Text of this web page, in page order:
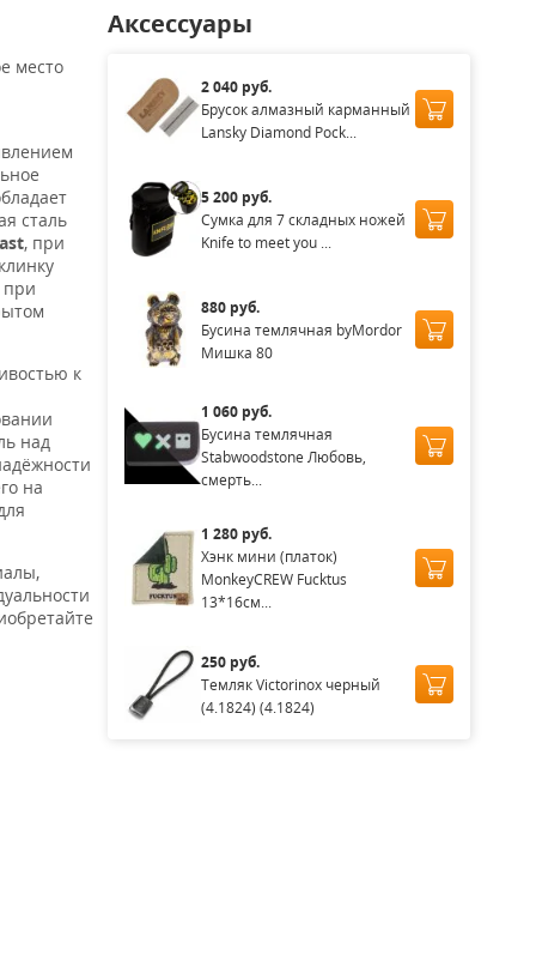
место
сталь
, при
при
к
над
на
Аксессуары
2 040 руб.
Брусок алмазный карманный
Lansky Diamond Pock...
5 200 руб.
Сумка для 7 складных ножей
Knife to meet you ...
880 руб.
Бусина темлячная byMordor
Мишка 80
1 060 руб.
Бусина темлячная
Stabwoodstone Любовь,
смерть...
1 280 руб.
Хэнк мини (платок)
MonkeyCREW Fucktus
13*16см...
250 руб.
Темляк Victorinox черный
(4.1824) (4.1824)